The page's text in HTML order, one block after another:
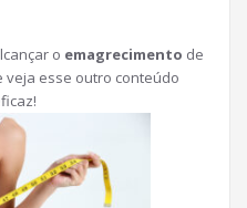
o emagrecimento de
veja esse outro conteúdo